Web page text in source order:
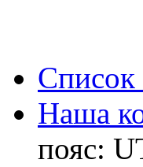
Наша
пояс: